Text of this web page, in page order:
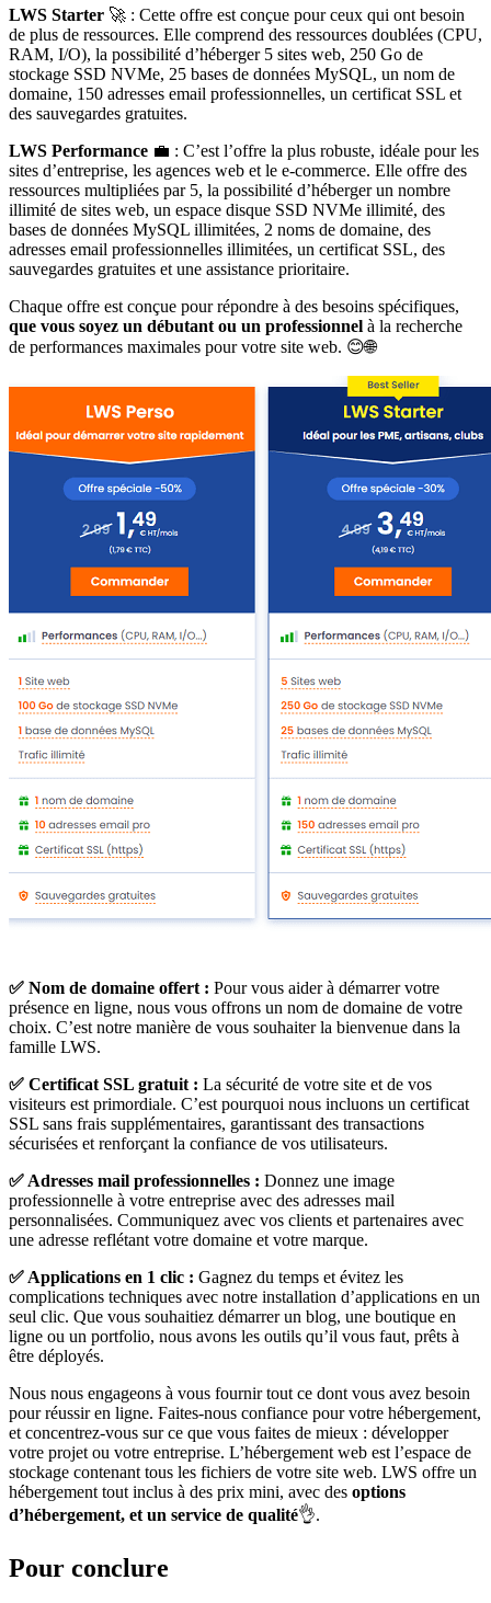
LWS Starter 🚀 : Cette offre est conçue pour ceux qui ont besoin
de plus de ressources. Elle comprend des ressources doublées (CPU,
RAM, I/O), la possibilité d’héberger 5 sites web, 250 Go de
stockage SSD NVMe, 25 bases de données MySQL, un nom de
domaine, 150 adresses email professionnelles, un certificat SSL et
des sauvegardes gratuites.
LWS Performance 💼 : C’est l’offre la plus robuste, idéale pour les
sites d’entreprise, les agences web et le e-commerce. Elle offre des
ressources multipliées par 5, la possibilité d’héberger un nombre
illimité de sites web, un espace disque SSD NVMe illimité, des
bases de données MySQL illimitées, 2 noms de domaine, des
adresses email professionnelles illimitées, un certificat SSL, des
sauvegardes gratuites et une assistance prioritaire.
Chaque offre est conçue pour répondre à des besoins spécifiques,
que vous soyez un débutant ou un professionnel à la recherche
de performances maximales pour votre site web. 😊🌐
✅ Nom de domaine offert : Pour vous aider à démarrer votre
présence en ligne, nous vous offrons un nom de domaine de votre
choix. C’est notre manière de vous souhaiter la bienvenue dans la
famille LWS.
✅ Certificat SSL gratuit : La sécurité de votre site et de vos
visiteurs est primordiale. C’est pourquoi nous incluons un certificat
SSL sans frais supplémentaires, garantissant des transactions
sécurisées et renforçant la confiance de vos utilisateurs.
✅ Adresses mail professionnelles : Donnez une image
professionnelle à votre entreprise avec des adresses mail
personnalisées. Communiquez avec vos clients et partenaires avec
une adresse reflétant votre domaine et votre marque.
✅ Applications en 1 clic : Gagnez du temps et évitez les
complications techniques avec notre installation d’applications en un
seul clic. Que vous souhaitiez démarrer un blog, une boutique en
ligne ou un portfolio, nous avons les outils qu’il vous faut, prêts à
être déployés.
Nous nous engageons à vous fournir tout ce dont vous avez besoin
pour réussir en ligne. Faites-nous confiance pour votre hébergement,
et concentrez-vous sur ce que vous faites de mieux : développer
votre projet ou votre entreprise. L’hébergement web est l’espace de
stockage contenant tous les fichiers de votre site web. LWS offre un
hébergement tout inclus à des prix mini, avec des options
d’hébergement, et un service de qualité👌.
Pour conclure